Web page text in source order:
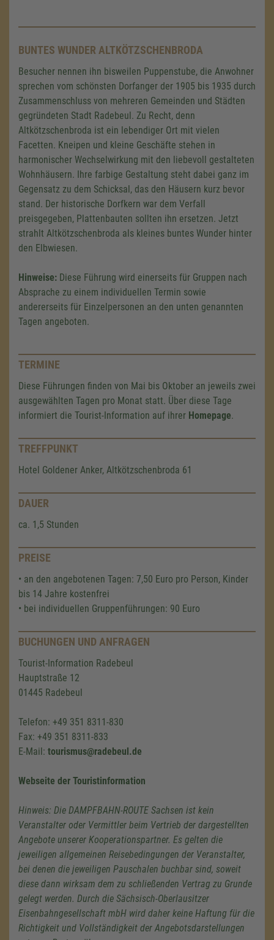
BUNTES WUNDER ALTKÖTZSCHENBRODA
Besucher nennen ihn bisweilen Puppenstube, die Anwohner
sprechen vom schönsten Dorfanger der 1905 bis 1935 durch
Zusammenschluss von mehreren Gemeinden und Städten
gegründeten Stadt Radebeul. Zu Recht, denn
Altkötzschenbroda ist ein lebendiger Ort mit vielen
Facetten. Kneipen und kleine Geschäfte stehen in
harmonischer Wechselwirkung mit den liebevoll gestalteten
Wohnhäusern. Ihre farbige Gestaltung steht dabei ganz im
Gegensatz zu dem Schicksal, das den Häusern kurz bevor
stand. Der historische Dorfkern war dem Verfall
preisgegeben, Plattenbauten sollten ihn ersetzen. Jetzt
strahlt Altkötzschenbroda als kleines buntes Wunder hinter
den Elbwiesen.
Hinweise: Diese Führung wird einerseits für Gruppen nach
Absprache zu einem individuellen Termin sowie
andererseits für Einzelpersonen an den unten genannten
Tagen angeboten.
TERMINE
Diese Führungen finden von Mai bis Oktober an jeweils zwei
ausgewählten Tagen pro Monat statt. Über diese Tage
informiert die Tourist-Information auf ihrer Homepage.
TREFFPUNKT
Hotel Goldener Anker, Altkötzschenbroda 61
DAUER
ca. 1,5 Stunden
PREISE
• an den angebotenen Tagen: 7,50 Euro pro Person, Kinder
bis 14 Jahre kostenfrei
• bei individuellen Gruppenführungen: 90 Euro
BUCHUNGEN UND ANFRAGEN
Tourist-Information Radebeul
Hauptstraße 12
01445 Radebeul
Telefon: +49 351 8311-830
Fax: +49 351 8311-833
E-Mail: tourismus@radebeul.de
Webseite der Touristinformation
Hinweis: Die DAMPFBAHN-ROUTE Sachsen ist kein
Veranstalter oder Vermittler beim Vertrieb der dargestellten
Angebote unserer Kooperationspartner. Es gelten die
jeweiligen allgemeinen Reisebedingungen der Veranstalter,
bei denen die jeweiligen Pauschalen buchbar sind, soweit
diese dann wirksam dem zu schließenden Vertrag zu Grunde
gelegt werden. Durch die Sächsisch-Oberlausitzer
Eisenbahngesellschaft mbH wird daher keine Haftung für die
Richtigkeit und Vollständigkeit der Angebotsdarstellungen